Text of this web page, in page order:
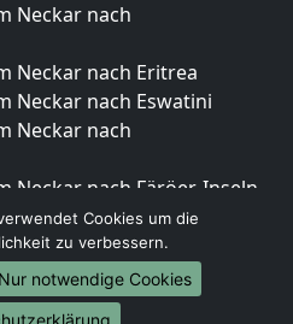
Neckar nach
Neckar nach Eritrea
Neckar nach Eswatini
Neckar nach
Neckar nach Färöer-Inseln
Esslingen am Neckar
Cookies um die
zu verbessern.
Nur notwendige Cookies